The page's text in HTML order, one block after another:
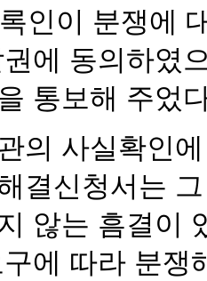
인이 분쟁에
에 동의하였
통보해 주었
의 사실확인
결신청서는
않는 흠결이
에 따라 분쟁